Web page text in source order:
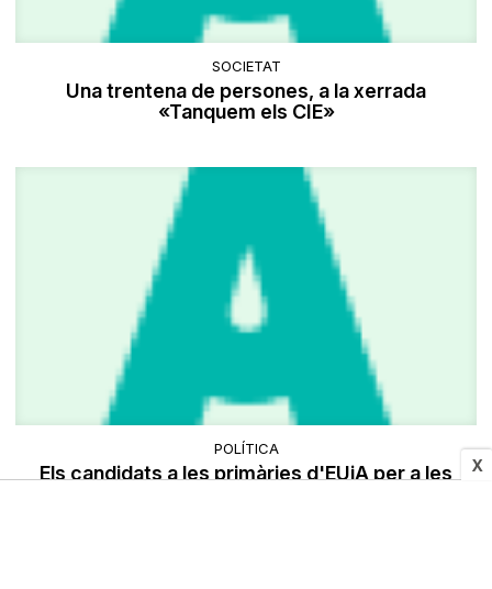
X
SOCIETAT
Una trentena de persones, a la xerrada
«Tanquem els CIE»
POLÍTICA
Els candidats a les primàries d'EUiA per a les